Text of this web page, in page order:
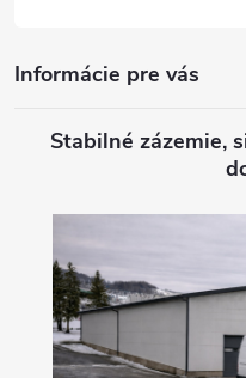
Informácie pre vás
Stabilné zázemie,